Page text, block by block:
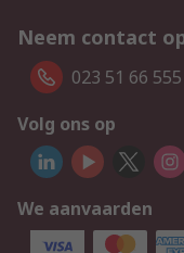
Neem contact
023 51 66 555
Volg ons op
We aanvaarden